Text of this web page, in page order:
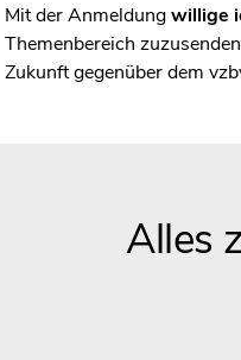
Mit der Anmeldungwillige
Themenbereich
Zukunft gegenüber dem
Alles